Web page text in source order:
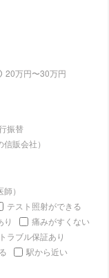
20万円〜30万円
振替
販会社）
）
テスト照射ができる
り
痛みがすくない
ラブル保証あり
駅から近い